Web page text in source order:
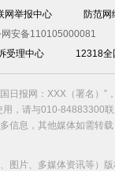
网举报中心 防范网
网安备110105000081
受理中心
12318全
日报网：XXX（署名）
，请与010-84883300
信息，其他媒体如需转
图片、多媒体资讯等）